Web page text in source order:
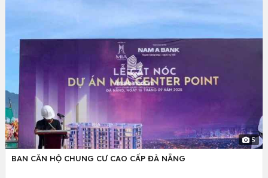
5
BAN CĂN HỘ CHUNG CƯ CAO CẤP ĐÀ NẴNG